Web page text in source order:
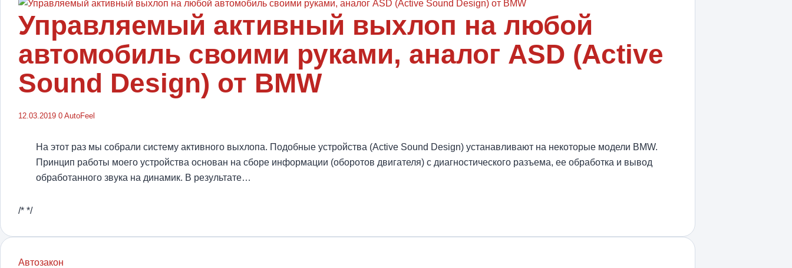
Управляемый активный выхлоп на любой
автомобиль своими руками, аналог ASD (Active
Sound Design) от BMW
12.03.2019 0 AutoFeel
На этот раз мы собрали систему активного выхлопа. Подобные устройства (Active Sound Design) устанавливают на некоторые модели BMW.
Принцип работы моего устройства основан на сборе информации (оборотов двигателя) с диагностического разъема, ее обработка и вывод
обработанного звука на динамик. В результате…
/* */
Автозакон